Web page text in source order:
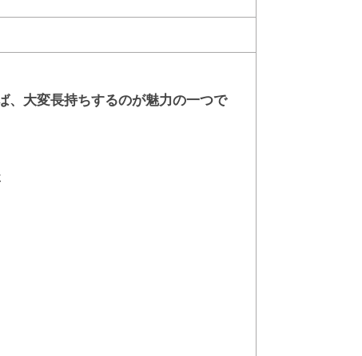
、大変長持ちするのが魅力の一つで